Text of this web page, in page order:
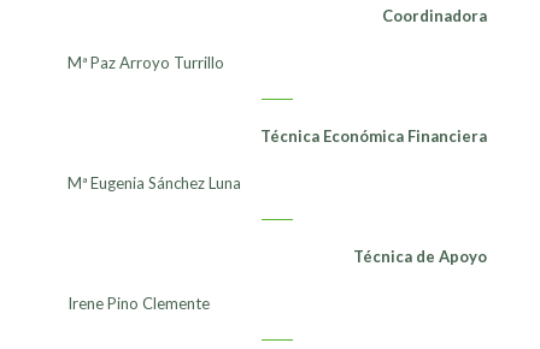
Coordinadora
Mª Paz Arroyo Turrillo
Técnica Económica Financiera
Mª Eugenia Sánchez Luna
Técnica de Apoyo
Irene Pino Clemente